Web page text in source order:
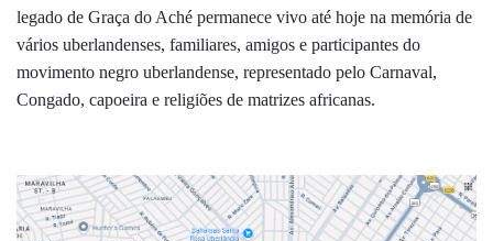
legado de Graça do Aché permanece vivo até hoje na memória de
vários uberlandenses, familiares, amigos e participantes do
movimento negro uberlandense, representado pelo Carnaval,
Congado, capoeira e religiões de matrizes africanas.